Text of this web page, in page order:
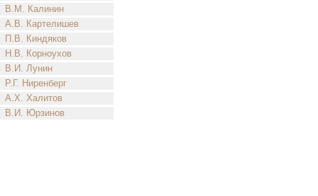
В.М. Калинин
А.В. Картелишев
П.В. Киндяков
Н.В. Корноухов
В.И. Лунин
Р.Г. Ниренберг
А.Х. Халитов
В.И. Юрзинов